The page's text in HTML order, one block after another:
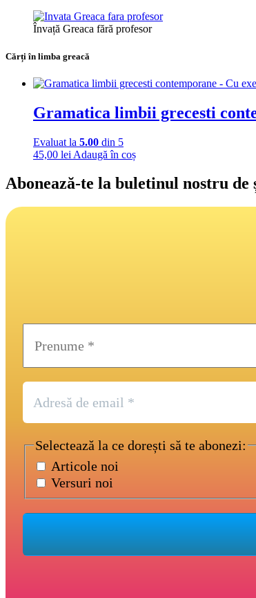
Învață Greaca fără profesor
Cărți în limba greacă
Gramatica limbii grecesti
Evaluat la 5.00 din 5
45,00 lei Adaugă în coș
Abonează-te la buletinul nostru
Selectează la ce dorești să te abonezi:
Articole noi
Versuri noi